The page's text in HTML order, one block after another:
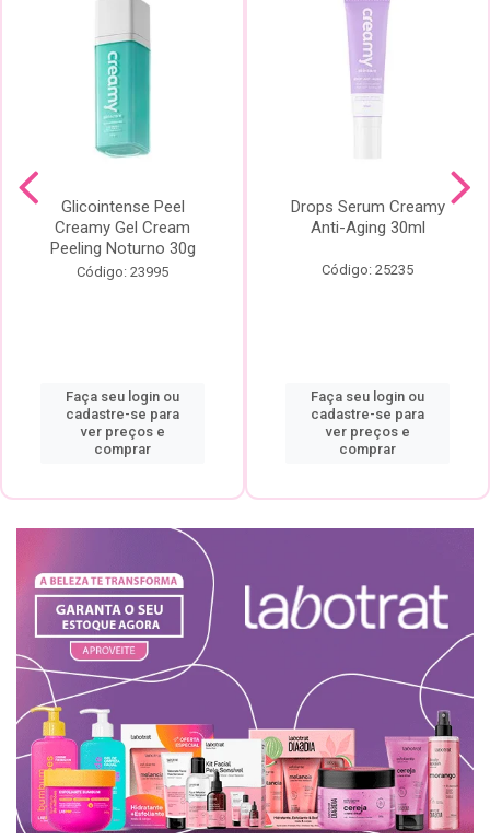
Glicointense Peel
Creamy Gel Cream
Peeling Noturno 30g
Código: 23995
Faça seu login ou
cadastre-se para
ver preços e
comprar
Drops Serum Creamy
Anti-Aging 30ml
Código: 25235
Faça seu login ou
cadastre-se para
ver preços e
comprar